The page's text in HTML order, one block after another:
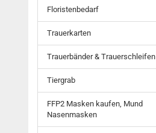
Floristenbedarf
Trauerkarten
Trauerbänder & Trauerschleifen
Tiergrab
FFP2 Masken kaufen, Mund
Nasenmasken